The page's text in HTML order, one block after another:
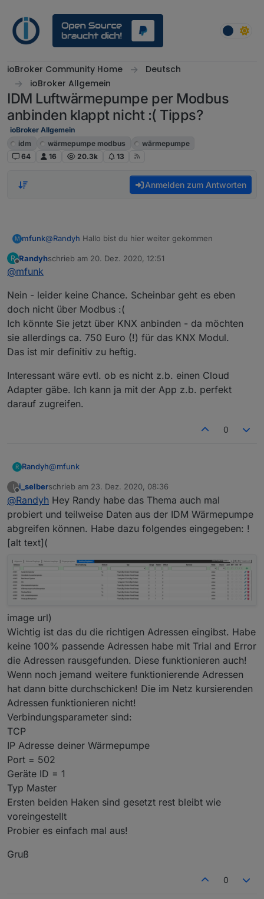
ioBroker Community Home
Deutsch
ioBroker Allgemein
IDM Luftwärmepumpe per Modbus
anbinden klappt nicht :( Tipps?
ioBroker Allgemein
idm
wärmepumpe modbus
wärmepumpe
64
16 20.3k 13
Anmelden zum Antworten
M mfunk@Randyh Hallo bist du hier weiter gekommen
R
Offline
Randyhschrieb am 20. Dez. 2020, 12:51
zuletzt editiert von
@mfunk
Nein - leider keine Chance. Scheinbar geht es eben
doch nicht über Modbus :(
Ich könnte Sie jetzt über KNX anbinden - da möchten
sie allerdings ca. 750 Euro (!) für das KNX Modul.
Das ist mir definitiv zu heftig.
Interessant wäre evtl. ob es nicht z.b. einen Cloud
Adapter gäbe. Ich kann ja mit der App z.b. perfekt
darauf zugreifen.
0
R Randyh@mfunk
Nein - leider keine Chance. Scheinbar geht es eben
doch nicht über Modbus :(
Ich könnte Sie jetzt über KNX anbinden - da möchten
sie allerdings ca. 750 Euro (!) für das KNX Modul.
Das ist mir definitiv zu heftig.
Interessant wäre evtl. ob es nicht z.b. einen Cloud
Adapter gäbe. Ich kann ja mit der App z.b. perfekt
darauf zugreifen.
I
Offline
i_selberschrieb am 23. Dez. 2020, 08:36
zuletzt editiert von
@Randyh Hey Randy habe das Thema auch mal
probiert und teilweise Daten aus der IDM Wärmepumpe
abgreifen können. Habe dazu folgendes eingegeben: !
[alt text](
image url)
Wichtig ist das du die richtigen Adressen eingibst. Habe
keine 100% passende Adressen habe mit Trial and Error
die Adressen rausgefunden. Diese funktionieren auch!
Wenn noch jemand weitere funktionierende Adressen
hat dann bitte durchschicken! Die im Netz kursierenden
Adressen funktionieren nicht!
Verbindungsparameter sind:
TCP
IP Adresse deiner Wärmepumpe
Port = 502
Geräte ID = 1
Typ Master
Ersten beiden Haken sind gesetzt rest bleibt wie
voreingestellt
Probier es einfach mal aus!
Gruß
0